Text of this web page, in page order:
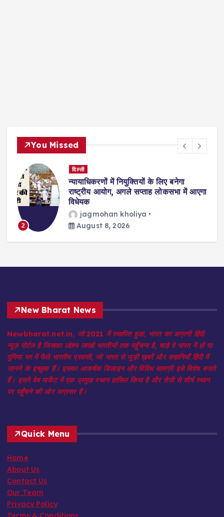
You Missed
में नियुक्तियों के लिए बनेगा
आयोग, अगले सप्ताह लोकसभा में आएगा
jagmohan kholiya
8, 2026
लंबा
New Bharat News
Newbharat.net.in, जो 2021 में स्थापित हुआ, भारत का अग्रणी हिंदी
न्यूज़ पोर्टल है जिसका उद्देश्य लाखों भारतीयों तक पहुँचना है, चाहे वे भारत में हों या
दुनिया भर में फैले भारतीय प्रवासी, जो भारत से जुड़ी ख़बरें और कहानियाँ हिंदी में
जानने के इच्छुक हैं। इसका आकर्षक डिज़ाइन और विविध सामग्री इसे विशेष बनाते
हैं। इसने वेब मार्केट में एक प्रमुख स्थान हासिल किया है और तेजी से शीर्ष स्थान
पर पहुँचने की ओर अग्रसर है।
Quick Menu
Home
About Us
Contact Us
Our Team
Privacy Policy
Terms & Conditions